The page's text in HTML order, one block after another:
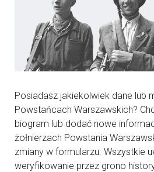
Posiadasz jakiekolwiek dane lub
Powstańcach Warszawskich?
biogram lub dodać nowe
żołnierzach Powstania
zmiany w formularzu. Wszystkie
weryfikowanie przez grono